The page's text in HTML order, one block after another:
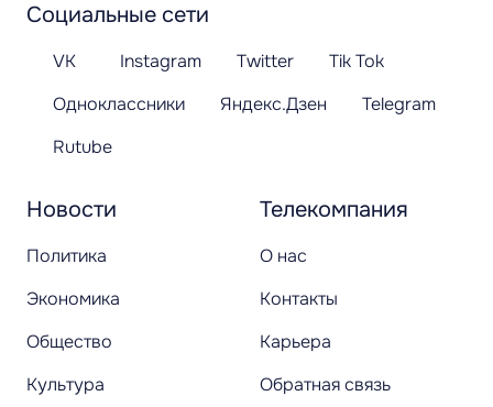
Новости
Политика
Экономика
Общество
Культура
Телекомпания
О нас
Контакты
Карьера
Обратная связь
Социальные сети
VK Instagram Twitter
Tik Tok
Одноклассники
Яндекс.Дзен
Telegram
Rutube